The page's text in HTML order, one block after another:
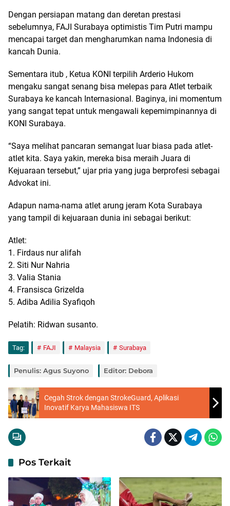
Dengan persiapan matang dan deretan prestasi
sebelumnya, FAJI Surabaya optimistis Tim Putri mampu
mencapai target dan mengharumkan nama Indonesia di
kancah Dunia.
Sementara itub , Ketua KONI terpilih Arderio Hukom
mengaku sangat senang bisa melepas para Atlet terbaik
Surabaya ke kancah Internasional. Baginya, ini momentum
yang sangat tepat untuk mengawali kepemimpinannya di
KONI Surabaya.
“Saya melihat pancaran semangat luar biasa pada atlet-
atlet kita. Saya yakin, mereka bisa meraih Juara di
Kejuaraan tersebut,” ujar pria yang juga berprofesi sebagai
Advokat ini.
Adapun nama-nama atlet arung jeram Kota Surabaya
yang tampil di kejuaraan dunia ini sebagai berikut:
Atlet:
1. Firdaus nur alifah
2. Siti Nur Nahria
3. Valia Stania
4. Fransisca Grizelda
5. Adiba Adilia Syafiqoh
Pelatih: Ridwan susanto.
Tag: FAJI Malaysia Surabaya
Penulis: Agus Suyono Editor: Debora
Cegah Strok dengan StrokeGuard, Aplikasi
Inovatif Karya Mahasiswa ITS
Pos Terkait